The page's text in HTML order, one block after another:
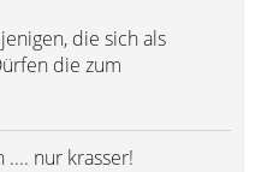
die sich als
die zum
nur krasser!